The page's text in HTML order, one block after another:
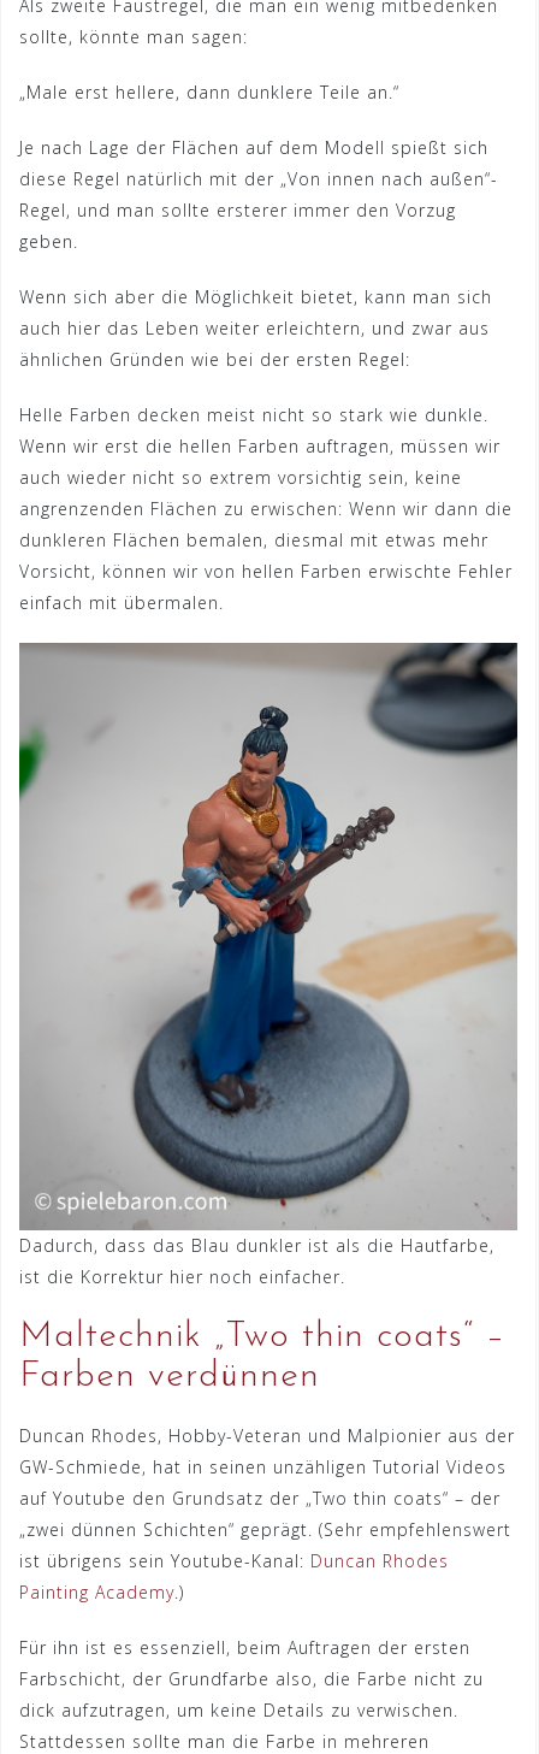
Als zweite Faustregel, die man ein wenig mitbedenken
sollte, könnte man sagen:
„Male erst hellere, dann dunklere Teile an.“
Je nach Lage der Flächen auf dem Modell spießt sich
diese Regel natürlich mit der „Von innen nach außen“-
Regel, und man sollte ersterer immer den Vorzug
geben.
Wenn sich aber die Möglichkeit bietet, kann man sich
auch hier das Leben weiter erleichtern, und zwar aus
ähnlichen Gründen wie bei der ersten Regel:
Helle Farben decken meist nicht so stark wie dunkle.
Wenn wir erst die hellen Farben auftragen, müssen wir
auch wieder nicht so extrem vorsichtig sein, keine
angrenzenden Flächen zu erwischen: Wenn wir dann die
dunkleren Flächen bemalen, diesmal mit etwas mehr
Vorsicht, können wir von hellen Farben erwischte Fehler
einfach mit übermalen.
Dadurch, dass das Blau dunkler ist als die Hautfarbe,
ist die Korrektur hier noch einfacher.
Maltechnik „Two thin coats“ –
Farben verdünnen
Duncan Rhodes, Hobby-Veteran und Malpionier aus der
GW-Schmiede, hat in seinen unzähligen Tutorial Videos
auf Youtube den Grundsatz der „Two thin coats“ – der
„zwei dünnen Schichten“ geprägt. (Sehr empfehlenswert
ist übrigens sein Youtube-Kanal: Duncan Rhodes
Painting Academy .)
Für ihn ist es essenziell, beim Auftragen der ersten
Farbschicht, der Grundfarbe also, die Farbe nicht zu
dick aufzutragen, um keine Details zu verwischen.
Stattdessen sollte man die Farbe in mehreren